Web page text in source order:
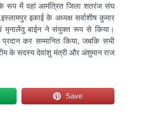
के रूप में वहां आमंत्रित जिला शतरंज संघ
इकाई के अध्यक्ष सर्वाशीष कुमार
मृनालेंदु बाईन ने संयुक्त रूप से किया।
कर सम्मानित किया, जबकि सभी
के सदस्य देवांशु मंत्री और अंशुमान राज
Save